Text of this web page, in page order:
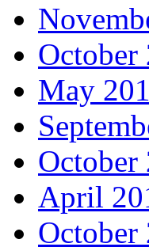
October
May
October
April
October